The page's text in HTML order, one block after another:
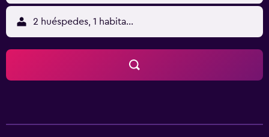
2 huéspedes, 1 habitación